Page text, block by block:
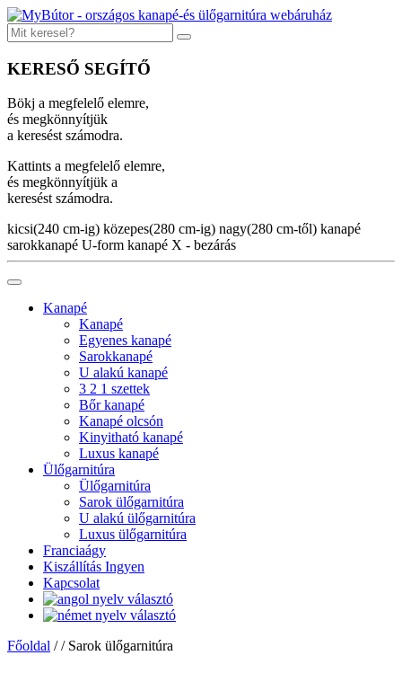
KERESŐ SEGÍTŐ
Bökj a megfelelő elemre,
és megkönnyítjük
a keresést számodra.
Kattints a megfelelő elemre,
és megkönnyítjük a
keresést számodra.
kicsi(240 cm-ig) közepes(280 cm-ig) nagy(280 cm-től) kanapé
sarokkanapé U-form kanapé X - bezárás
Kanapé
Kanapé
Egyenes kanapé
Sarokkanapé
U alakú kanapé
3 2 1 szettek
Bőr kanapé
Kanapé olcsón
Kinyitható kanapé
Luxus kanapé
Ülőgarnitúra
Ülőgarnitúra
Sarok ülőgarnitúra
U alakú ülőgarnitúra
Luxus ülőgarnitúra
Franciaágy
Kiszállítás Ingyen
Kapcsolat
Főoldal / / Sarok ülőgarnitúra